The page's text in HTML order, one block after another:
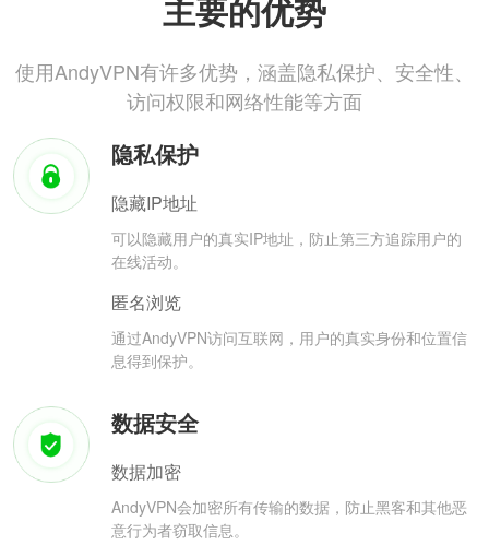
主要的优势
使用AndyVPN有许多优势，涵盖隐私保护、安全性、
访问权限和网络性能等方面
隐私保护
隐藏IP地址
可以隐藏用户的真实IP地址，防止第三方追踪用户的
在线活动。
匿名浏览
通过AndyVPN访问互联网，用户的真实身份和位置信
息得到保护。
数据安全
数据加密
AndyVPN会加密所有传输的数据，防止黑客和其他恶
意行为者窃取信息。